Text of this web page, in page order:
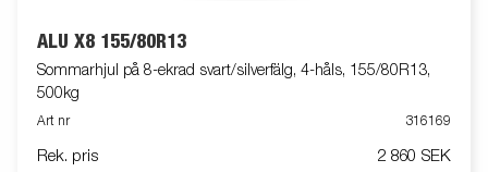
ALU X8 155/80R13
Sommarhjul på 8-ekrad svart/silverfälg, 4-håls, 155/80R13,
500kg
Art nr 316169
Rek. pris 2 860 SEK